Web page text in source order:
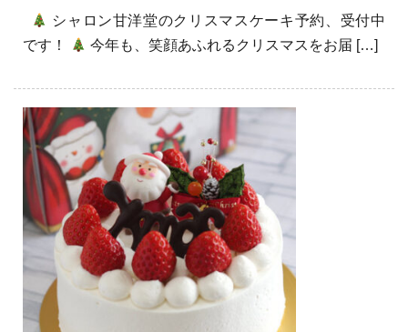
シャロン甘洋堂のクリスマスケーキ予約、受付中
です！
今年も、笑顔あふれるクリスマスをお届 […]